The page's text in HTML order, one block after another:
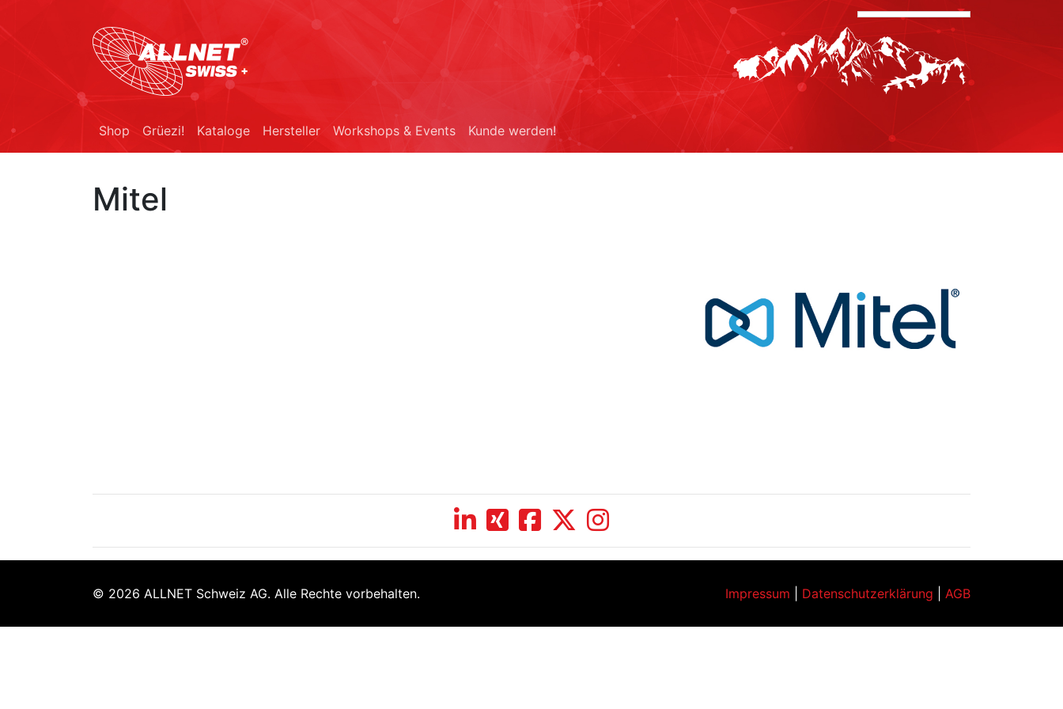
Shop Grüezi! Kataloge Hersteller Workshops & Events Kunde werden!
Mitel
© 2026 ALLNET Schweiz AG. Alle Rechte vorbehalten. Impressum Datenschutzerklärung AGB